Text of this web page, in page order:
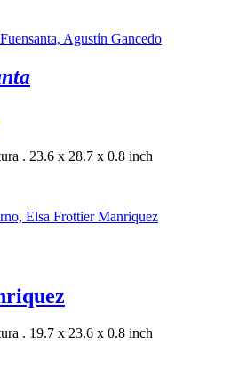
. 23.6 x 28.7 x 0.8 inch
. 19.7 x 23.6 x 0.8 inch